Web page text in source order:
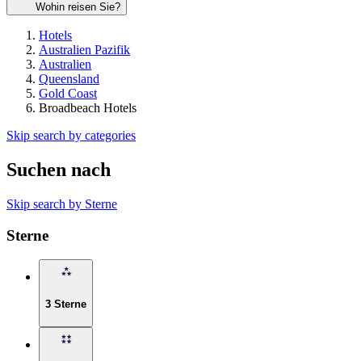
Wohin reisen Sie?
Hotels
Australien Pazifik
Australien
Queensland
Gold Coast
Broadbeach Hotels
Skip search by categories
Suchen nach
Skip search by Sterne
Sterne
3 Sterne